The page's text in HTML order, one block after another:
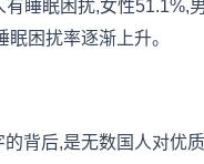
有睡眠困扰,女性51.1%,
眠困扰率逐渐上升。
的背后,是无数国人对优